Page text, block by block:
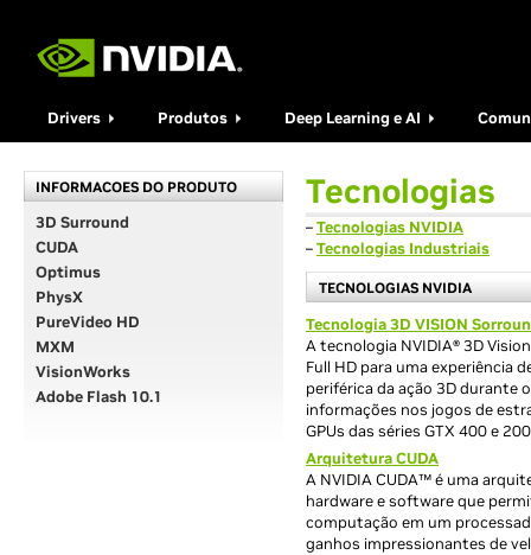
Drivers Produtos Deep Learning e AI
INFORMACOES DO PRODUTO
3D Surround
CUDA
Optimus
PhysX
PureVideo HD
MXM
VisionWorks
Adobe Flash 10.1
Tecnologias
–Tecnologias NVIDIA
–Tecnologias Industriais
TECNOLOGIAS NVIDIA
Tecnologia 3D VISION
A tecnologia NVIDIA® 3D
Full HD para uma experiência
periférica da ação 3D durante
informações nos jogos de
GPUs das séries GTX 400 e
Arquitetura CUDA
A NVIDIA CUDA™ é uma
hardware e software que
computação em um
ganhos impressionantes de